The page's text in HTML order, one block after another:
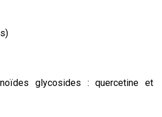
glycosides : quercetine et